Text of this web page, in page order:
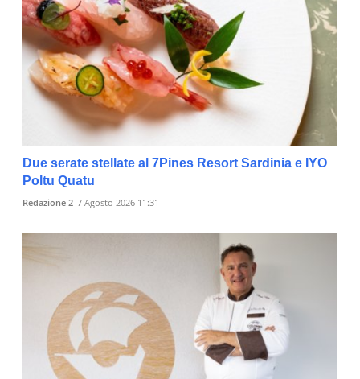
Due serate stellate al 7Pines Resort Sardinia e IYO
Poltu Quatu
Redazione 2 7 Agosto 2026 11:31